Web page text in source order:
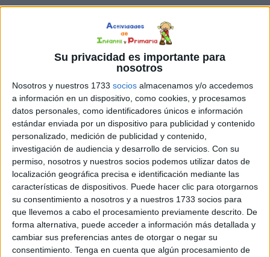
Su privacidad es importante para
nosotros
Nosotros y nuestros 1733 socios almacenamos y/o accedemos
a información en un dispositivo, como cookies, y procesamos
datos personales, como identificadores únicos e información
estándar enviada por un dispositivo para publicidad y contenido
personalizado, medición de publicidad y contenido,
investigación de audiencia y desarrollo de servicios. Con su
permiso, nosotros y nuestros socios podemos utilizar datos de
localización geográfica precisa e identificación mediante las
características de dispositivos. Puede hacer clic para otorgarnos
su consentimiento a nosotros y a nuestros 1733 socios para
que llevemos a cabo el procesamiento previamente descrito. De
forma alternativa, puede acceder a información más detallada y
cambiar sus preferencias antes de otorgar o negar su
consentimiento. Tenga en cuenta que algún procesamiento de